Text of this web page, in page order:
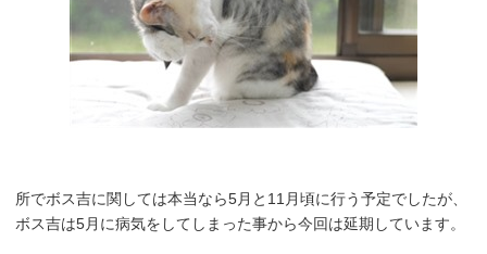
所でボス吉に関しては本当なら5月と11月頃に行う予定でしたが、
ボス吉は5月に病気をしてしまった事から今回は延期しています。